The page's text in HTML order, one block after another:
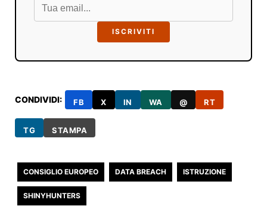
ISCRIVITI
CONDIVIDI: FB X IN WA @ RT
TG STAMPA
CONSIGLIO EUROPEO DATA BREACH ISTRUZIONE
SHINYHUNTERS